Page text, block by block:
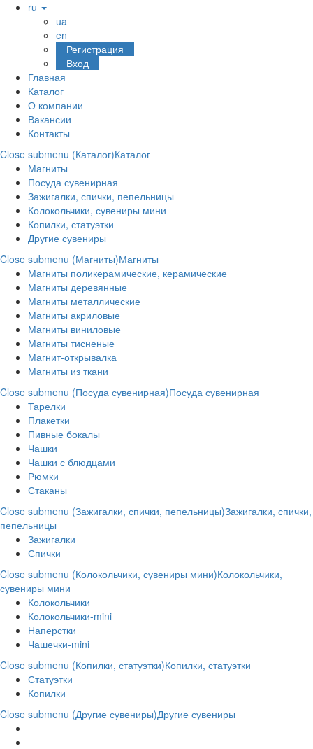
ru
ua
en
Регистрация
Вход
Главная
Каталог
О компании
Вакансии
Контакты
Close submenu (Каталог)Каталог
Магниты
Посуда сувенирная
Зажигалки, спички, пепельницы
Колокольчики, сувениры мини
Копилки, статуэтки
Другие сувениры
Close submenu (Магниты)Магниты
Магниты поликерамические, керамические
Магниты деревянные
Магниты металлические
Магниты акриловые
Магниты виниловые
Магниты тисненые
Магнит-открывалка
Магниты из ткани
Close submenu (Посуда сувенирная)Посуда сувенирная
Тарелки
Плакетки
Пивные бокалы
Чашки
Чашки с блюдцами
Рюмки
Стаканы
Close submenu (Зажигалки, спички, пепельницы)Зажигалки, спички,
пепельницы
Зажигалки
Спички
Close submenu (Колокольчики, сувениры мини)Колокольчики,
сувениры мини
Колокольчики
Колокольчики-mini
Наперстки
Чашечки-mini
Close submenu (Копилки, статуэтки)Копилки, статуэтки
Статуэтки
Копилки
Close submenu (Другие сувениры)Другие сувениры